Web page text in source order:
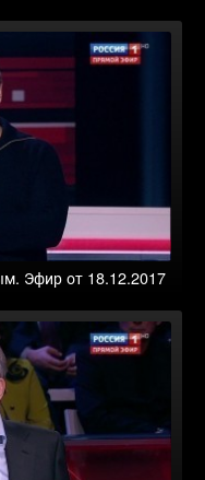
Эфир от 18.12.2017